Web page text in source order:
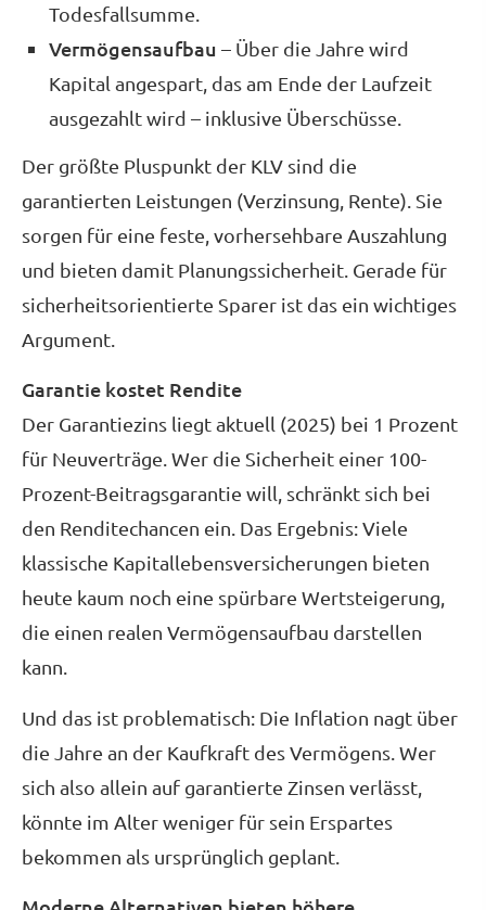
Todesfallsumme.
Vermögensaufbau – Über die Jahre wird
Kapital angespart, das am Ende der Laufzeit
ausgezahlt wird – inklusive Überschüsse.
Der größte Pluspunkt der KLV sind die
garantierten Leistungen (Verzinsung, Rente). Sie
sorgen für eine feste, vorhersehbare Auszahlung
und bieten damit Planungssicherheit. Gerade für
sicherheitsorientierte Sparer ist das ein wichtiges
Argument.
Garantie kostet Rendite
Der Garantiezins liegt aktuell (2025) bei 1 Prozent
für Neuverträge. Wer die Sicherheit einer 100-
Prozent-Beitragsgarantie will, schränkt sich bei
den Renditechancen ein. Das Ergebnis: Viele
klassische Ka­pi­tal­le­bens­ver­si­che­rungen bieten
heute kaum noch eine spürbare Wertsteigerung,
die einen realen Vermögensaufbau darstellen
kann.
Und das ist problematisch: Die Inflation nagt über
die Jahre an der Kaufkraft des Vermögens. Wer
sich also allein auf garantierte Zinsen verlässt,
könnte im Alter weniger für sein Erspartes
bekommen als ursprünglich geplant.